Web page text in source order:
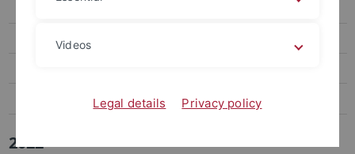
Pressemitteilungen
Projekte 2. Förderphase
2022
Videos
Legal details Privacy policy